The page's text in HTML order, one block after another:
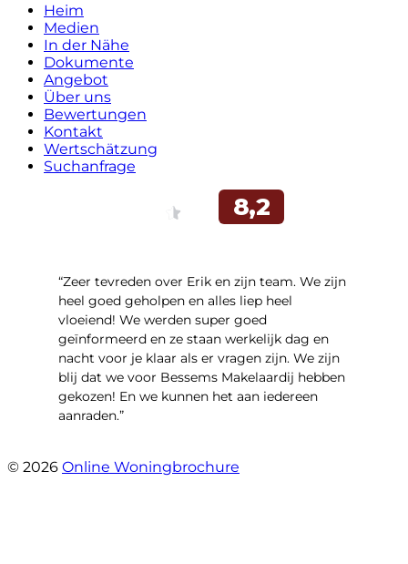
Heim
Medien
In der Nähe
Dokumente
Angebot
Über uns
Bewertungen
Kontakt
Wertschätzung
Suchanfrage
“Zeer tevreden over Erik en zijn team. We zijn
heel goed geholpen en alles liep heel
vloeiend! We werden super goed
geïnformeerd en ze staan werkelijk dag en
nacht voor je klaar als er vragen zijn. We zijn
blij dat we voor Bessems Makelaardij hebben
gekozen! En we kunnen het aan iedereen
aanraden.”
© 2026 Online Woningbrochure